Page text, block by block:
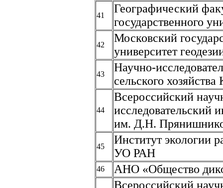
41
Географический
государственного
42
Московский
университет
43
Научно-
сельского
44
Всероссийский
исследовательский
им. Д.Н.
45
Институт экологии
УО РАН
46 АНО «Общество
Всероссийский